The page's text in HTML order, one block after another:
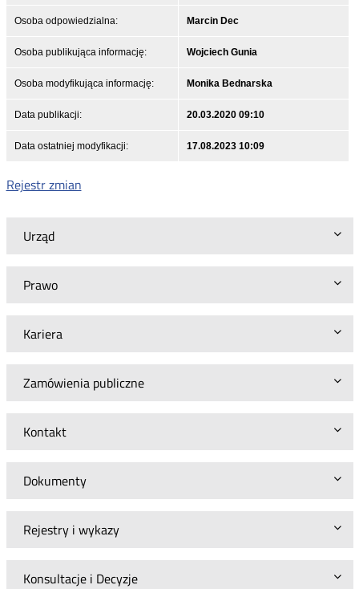
Urząd
Prawo
Kariera
Zamówienia publiczne
Kontakt
Dokumenty
Rejestry i wykazy
Konsultacje i Decyzje
Osoba odpowiedzialna: Marcin Dec
Osoba publikująca informację: Wojciech Gunia
Osoba modyfikująca informację: Monika Bednarska
Data publikacji: 20.03.2020 09:10
Data ostatniej modyfikacji: 17.08.2023 10:09
Rejestr zmian